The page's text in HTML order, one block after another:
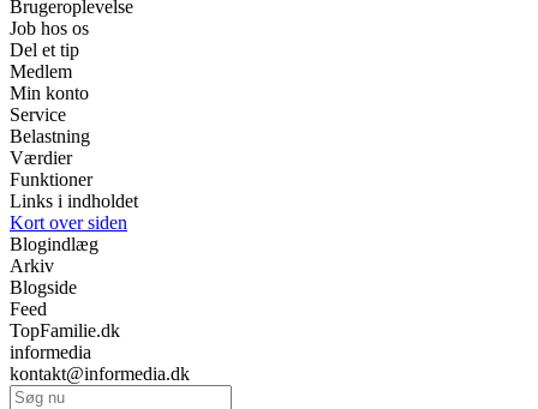
Brugeroplevelse
Job hos os
Del et tip
Medlem
Min konto
Service
Belastning
Værdier
Funktioner
Links i indholdet
Kort over siden
Blogindlæg
Arkiv
Blogside
Feed
TopFamilie.dk
informedia
kontakt@informedia.dk